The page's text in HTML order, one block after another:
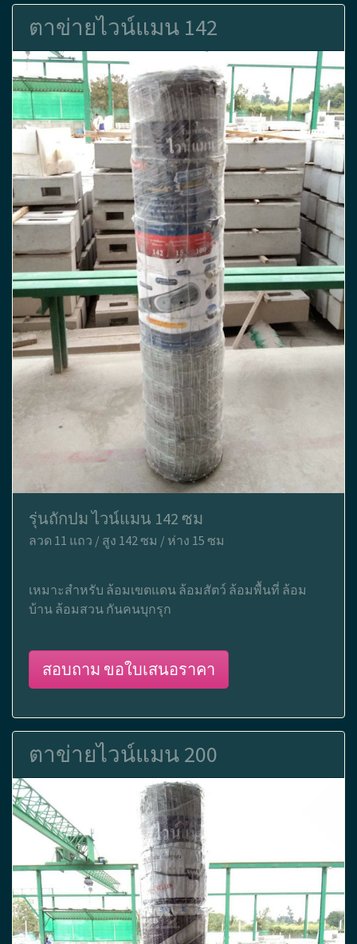
ตาข่ายไวน์แมน 142
รุ่นถักปม ไวน์แมน 142 ซม
ลวด 11 แถว / สูง 142 ซม / ห่าง 15 ซม
เหมาะสำหรับ ล้อมเขตแดน ล้อมสัตว์ ล้อมพื้นที่ ล้อม
บ้าน ล้อมสวน กันคนบุกรุก
สอบถาม ขอใบเสนอราคา
ตาข่ายไวน์แมน 200